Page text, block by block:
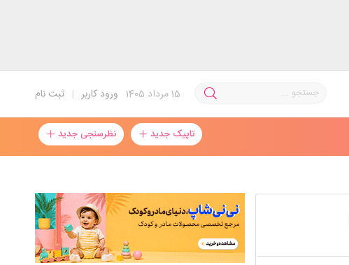
ثبت نام | ورود کاربر 15مرداد 1405
تاپیک جدید نظرسنجی جدید